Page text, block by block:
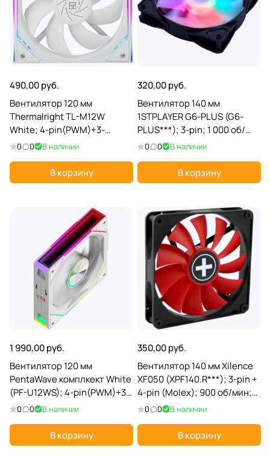
490,00 руб.
Вентилятор 120 мм
Thermalright TL-M12W
White; 4-pin(PWM)+3-
pin(ARGB); 1500 об/мин;
0 0 В наличии
В корзину
320,00 руб.
Вентилятор 140 мм
1STPLAYER G6-PLUS (G6-
PLUS***); 3-pin; 1 000 об/
мин; 23,5 дБ; пластик;
0 0 В наличии
В корзину
1 990,00 руб.
Вентилятор 120 мм
PentaWave комплкект White
(PF-U12WS); 4-pin(PWM)+3-
pin(ARGB); 600-2000 об/
подсветка; белый
0 0 В наличии
В корзину
350,00 руб.
Вентилятор 140 мм Xilence
XF050 (XPF140.R***); 3-pin +
4-pin (Molex); 900 об/мин;
22 дБ; пластик
0 0 В наличии
В корзину